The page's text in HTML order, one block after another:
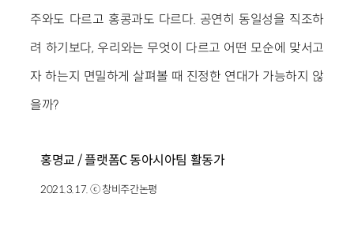
주와도 다르고 홍콩과도 다르다. 공연히 동일성을 직조하
려 하기보다, 우리와는 무엇이 다르고 어떤 모순에 맞서고
자 하는지 면밀하게 살펴볼 때 진정한 연대가 가능하지 않
을까?
홍명교 / 플랫폼C 동아시아팀 활동가
2021.3.17. ⓒ 창비주간논평